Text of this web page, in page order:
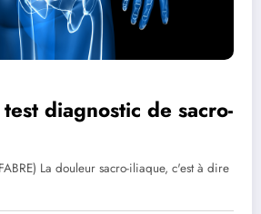
diagnostic de sacro-
La douleur sacro-iliaque, c'est à dire